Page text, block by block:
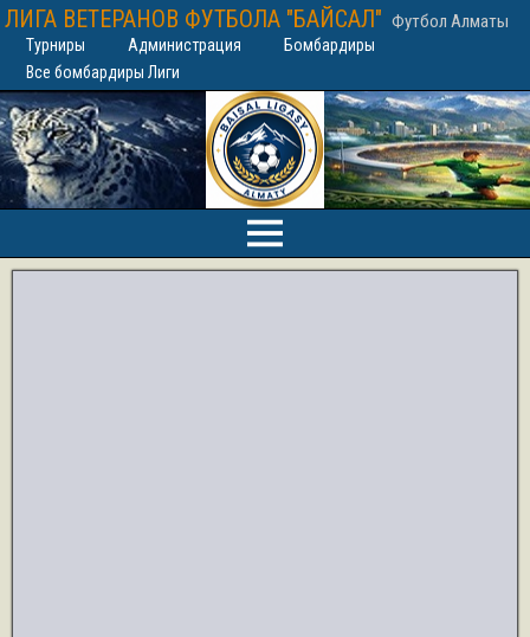
ЛИГА ВЕТЕРАНОВ ФУТБОЛА "БАЙСАЛ" Футбол Алматы
Турниры Администрация
Бомбардиры
Все бомбардиры Лиги